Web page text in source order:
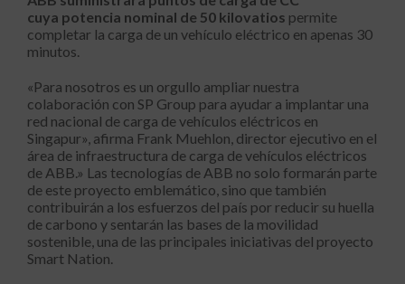
cuya potencia nominal de 50 kilovatios permite
completar la carga de un vehículo eléctrico en apenas 30
minutos.
«Para nosotros es un orgullo ampliar nuestra
colaboración con SP Group para ayudar a implantar una
red nacional de carga de vehículos eléctricos en
Singapur», afirma Frank Muehlon, director ejecutivo en el
área de infraestructura de carga de vehículos eléctricos
de ABB.» Las tecnologías de ABB no solo formarán parte
de este proyecto emblemático, sino que también
contribuirán a los esfuerzos del país por reducir su huella
de carbono y sentarán las bases de la movilidad
sostenible, una de las principales iniciativas del proyecto
Smart Nation.